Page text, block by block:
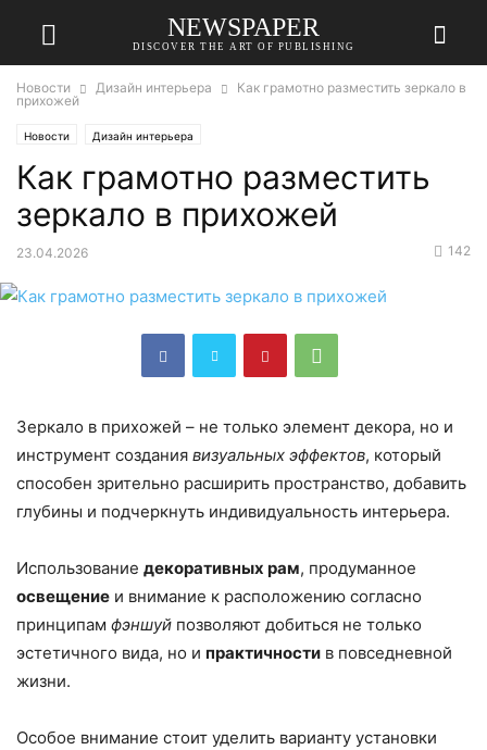
NEWSPAPER
DISCOVER THE ART OF PUBLISHING
Новости Дизайн интерьера
Как грамотно разместить зеркало в
прихожей
Новости Дизайн интерьера
Как грамотно разместить
зеркало в прихожей
23.04.2026 142
Зеркало в прихожей – не только элемент декора, но и
инструмент создания визуальных эффектов, который
способен зрительно расширить пространство, добавить
глубины и подчеркнуть индивидуальность интерьера.
Использование декоративных рам, продуманное
освещение и внимание к расположению согласно
принципам фэншуй позволяют добиться не только
эстетичного вида, но и практичности в повседневной
жизни.
Особое внимание стоит уделить варианту установки